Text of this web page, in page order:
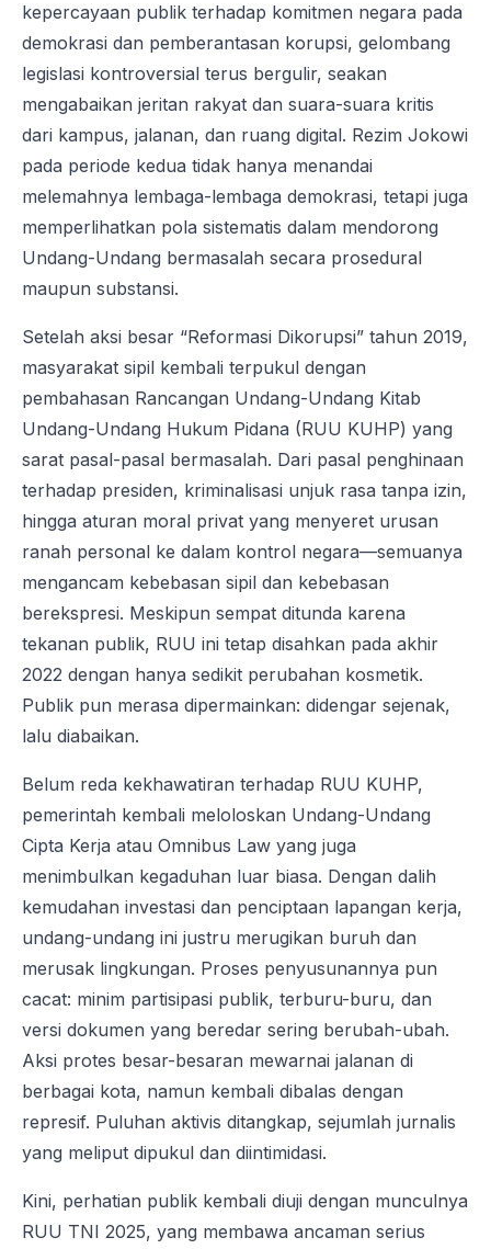
kepercayaan publik terhadap komitmen negara pada
demokrasi dan pemberantasan korupsi, gelombang
legislasi kontroversial terus bergulir, seakan
mengabaikan jeritan rakyat dan suara-suara kritis
dari kampus, jalanan, dan ruang digital. Rezim Jokowi
pada periode kedua tidak hanya menandai
melemahnya lembaga-lembaga demokrasi, tetapi juga
memperlihatkan pola sistematis dalam mendorong
Undang-Undang bermasalah secara prosedural
maupun substansi.
Setelah aksi besar “Reformasi Dikorupsi” tahun 2019,
masyarakat sipil kembali terpukul dengan
pembahasan Rancangan Undang-Undang Kitab
Undang-Undang Hukum Pidana (RUU KUHP) yang
sarat pasal-pasal bermasalah. Dari pasal penghinaan
terhadap presiden, kriminalisasi unjuk rasa tanpa izin,
hingga aturan moral privat yang menyeret urusan
ranah personal ke dalam kontrol negara—semuanya
mengancam kebebasan sipil dan kebebasan
berekspresi. Meskipun sempat ditunda karena
tekanan publik, RUU ini tetap disahkan pada akhir
2022 dengan hanya sedikit perubahan kosmetik.
Publik pun merasa dipermainkan: didengar sejenak,
lalu diabaikan.
Belum reda kekhawatiran terhadap RUU KUHP,
pemerintah kembali meloloskan Undang-Undang
Cipta Kerja atau Omnibus Law yang juga
menimbulkan kegaduhan luar biasa. Dengan dalih
kemudahan investasi dan penciptaan lapangan kerja,
undang-undang ini justru merugikan buruh dan
merusak lingkungan. Proses penyusunannya pun
cacat: minim partisipasi publik, terburu-buru, dan
versi dokumen yang beredar sering berubah-ubah.
Aksi protes besar-besaran mewarnai jalanan di
berbagai kota, namun kembali dibalas dengan
represif. Puluhan aktivis ditangkap, sejumlah jurnalis
yang meliput dipukul dan diintimidasi.
Kini, perhatian publik kembali diuji dengan munculnya
RUU TNI 2025, yang membawa ancaman serius